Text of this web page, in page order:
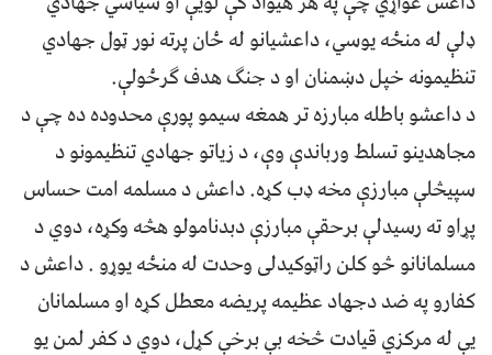
ډلې له منځه یوسي، داعشیانو له ځان پرته نور ټول جهادي
تنظيمونه خپل دښمنان او د جنګ هدف ګرځولې.
د داعشو باطله مبارزه تر همغه سیمو پورې محدوده ده چې د
مجاهدينو تسلط ورباندې وې، د زیاتو جهادي تنظيمونو د
سپيڅلې مبارزې مخه ډب کړه. داعش د مسلمه امت حساس
پړاو ته رسيدلې برحقې مبارزې دبدنامولو هڅه وکړه، دوي د
مسلمانانو څو کلن راټوکیدلی وحدت له منځه یوړو . داعش د
کفارو په ضد دجهاد عظيمه پریضه معطل کړه او مسلمانان
یې له مرکزي قیادت څخه بې برخې کړل، دوي د کفر لمن یو